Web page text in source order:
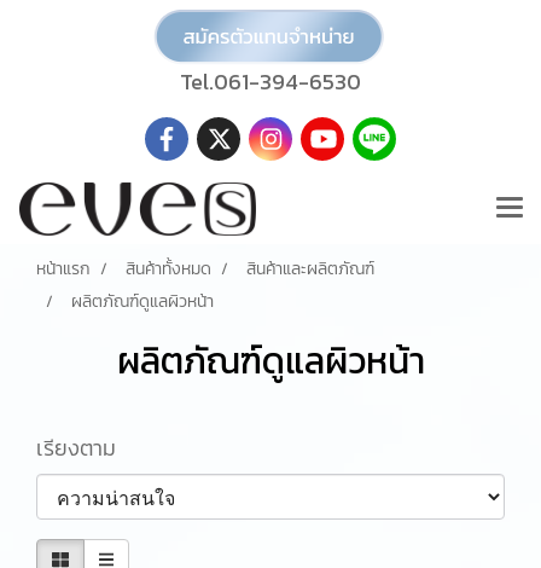
Tel.061-394-6530
หน้าแรก สินค้าทั้งหมด
สินค้าและผลิตภัณฑ์
ผลิตภัณฑ์ดูแลผิวหน้า
ผลิตภัณฑ์ดูแลผิวหน้า
เรียงตาม